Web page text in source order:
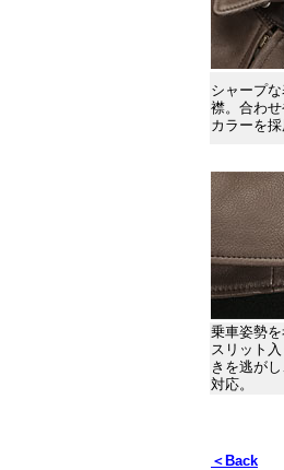
シャープ
襟。合わ
カラーを採
乗車姿勢
スリット
きを逃が
対応。
＜Back